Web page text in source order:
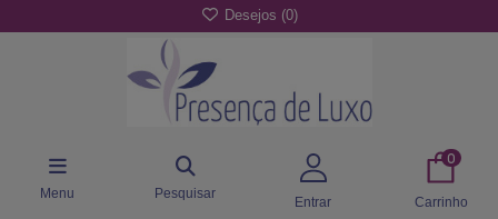
Desejos (0)
Menu Pesquisar
Entrar
0
Carrinho